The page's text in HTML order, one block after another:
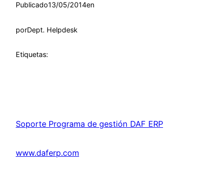
Publicado13/05/2014en
porDept. Helpdesk
Etiquetas:
Soporte Programa de gestión DAF ERP
www.daferp.com